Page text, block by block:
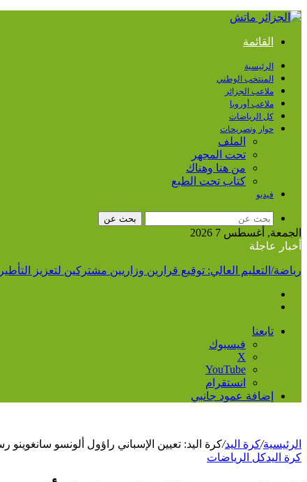
القائمة
الرئيسية
المنتخب الوطني
ملاعب الجزائر
ملاعب أوروبا
كل الرياضات
حوار وتصريحات
الملف
تحت المجهر
من هنا وهناك
كتاب تحت الطبع
فيديو
بحث عن
الجمعة, أغسطس 7 2026
أخبار عاجلة
رياضة/التعليم العالي: توقيع قرارين وزاريين مشتركين لتعزيز
تابعنا
فيسبوك
‫X
‫YouTube
انستقرام
إضافة عمود جانبي
الرئيسية/كرة اليد/كرة اليد: تعيين الإسباني راؤول ألونسو سانغوينو
كرة اليدكل الرياضات